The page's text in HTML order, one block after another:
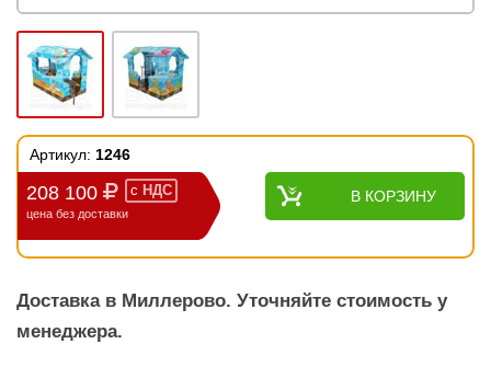
Артикул: 1246
208 100 с НДС
цена без доставки
В КОРЗИНУ
Доставка в Миллерово. Уточняйте стоимость у
менеджера.